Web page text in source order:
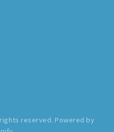
reserved. Powered by